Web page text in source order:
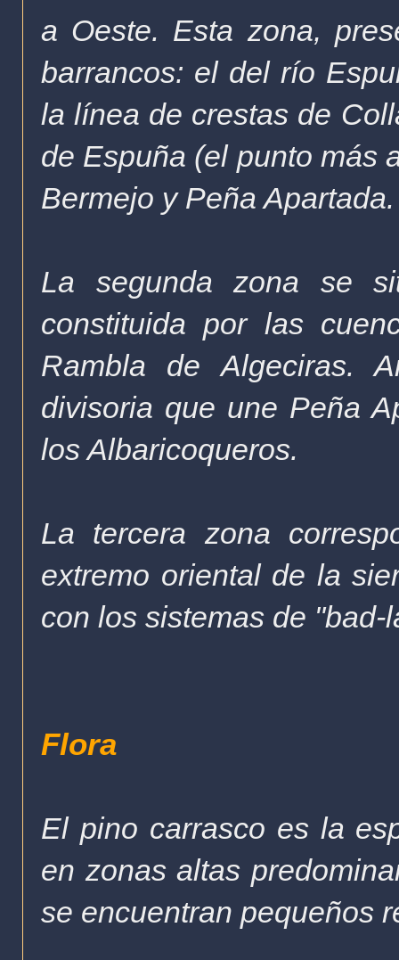
a Oeste. Esta zona,
barrancos: el del río
la línea de crestas de
de Espuña (el punto más
Bermejo y Peña
La segunda zona se
constituida por las
Rambla de Algeciras.
divisoria que une Peña
los Albaricoqueros.
La tercera zona
extremo oriental de la
con los sistemas de
Flora
El pino carrasco es la
en zonas altas
se encuentran pequeños